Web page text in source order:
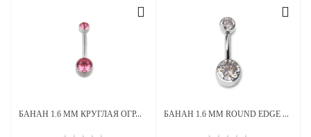
БАНАН 1.6 ММ КРУГЛАЯ ОГРАНКА СТРАЗЫ PINK 4*6 ММ ВНУТРЕННЯЯ РЕЗЬБА ТИТАН БАНАН 1.6 ММ ROUND EDGE CLEAR CRYSTAL 5 Х 8 ММ ВНУТРЕННЯЯ РЕЗЬБА ТИТАН